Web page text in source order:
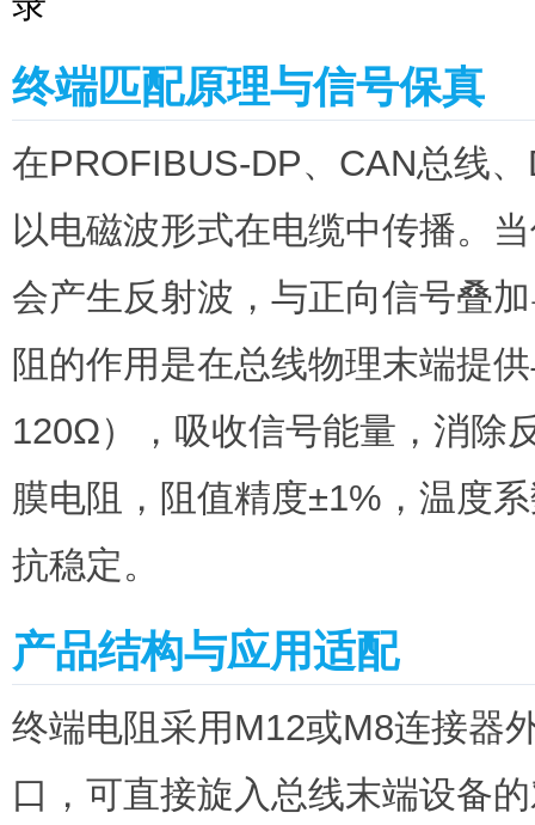
终端匹配原理与信号保真
在PROFIBUS-DP、CAN总线
以电磁波形式在电缆中传播。
会产生反射波，与正向信号叠
阻的作用是在总线物理末端提
120Ω），吸收信号能量，消除
膜电阻，阻值精度±1%，温度
抗稳定。
产品结构与应用适配
终端电阻采用M12或M8连接器
口，可直接旋入总线末端设备